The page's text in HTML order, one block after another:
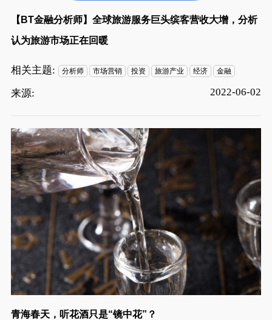
【BT金融分析师】全球旅游服务巨头缤客营收大增，分析
认为旅游市场正在回暖
相关主题: 分析师 市场营销 投资 旅游产业 经济 金融
来源: 2022-06-02
青海春天，听花酒只是“镜中花”？